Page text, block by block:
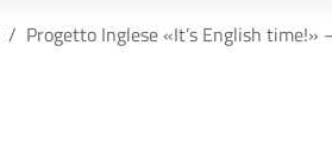
Progetto Inglese «It’s English time!»